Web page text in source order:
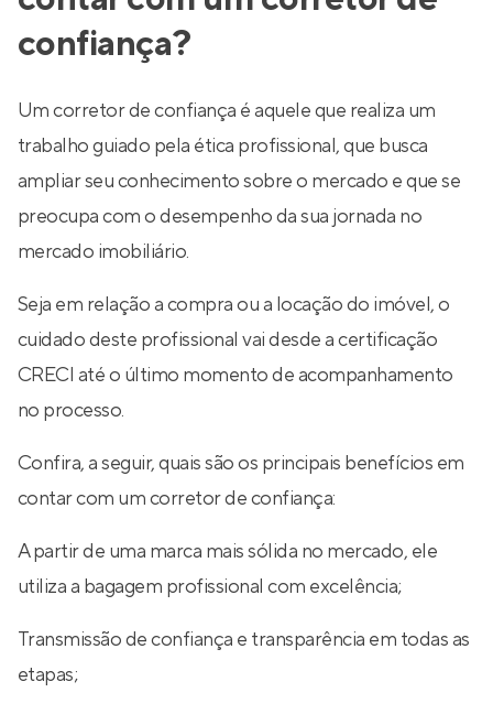
confiança?
Um corretor de confiança é aquele que realiza um
trabalho guiado pela ética profissional, que busca
ampliar seu conhecimento sobre o mercado e que se
preocupa com o desempenho da sua jornada no
mercado imobiliário.
Seja em relação a compra ou a locação do imóvel, o
cuidado deste profissional vai desde a certificação
CRECI até o último momento de acompanhamento
no processo.
Confira, a seguir, quais são os principais benefícios em
contar com um corretor de confiança:
A partir de uma marca mais sólida no mercado, ele
utiliza a bagagem profissional com excelência;
Transmissão de confiança e transparência em todas as
etapas;